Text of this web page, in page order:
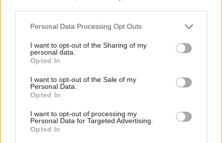
Please note that this website/app uses one or more Google
not limited to your visit or usage behaviour. You may click to
grant or deny consent to Google and its third-party tags to
use your data for below specified purposes in below Google
consent section.
Personal Data Processing Opt Outs
I want to opt-out of the Sharing of my
personal data.
Opted In
I want to opt-out of the Sale of my
Personal Data.
Opted In
I want to opt-out of processing my
Personal Data for Targeted Advertising.
Opted In
Τουρισμός για Ολους 2026: Τα SOS για να κερδίσετε το
voucher διακοπών